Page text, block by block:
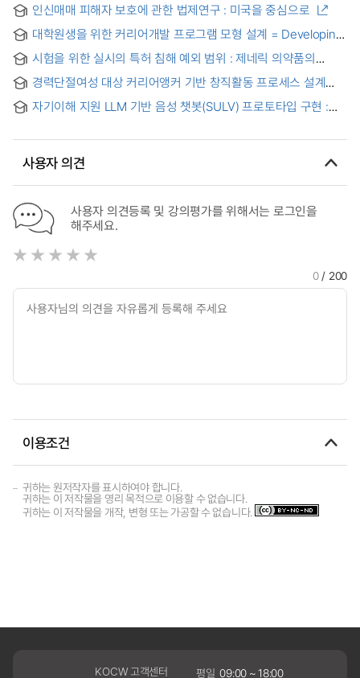
인신매매 피해자 보호에 관한 법제연구 : 미국을 중심으로
대학원생을 위한 커리어개발 프로그램 모형 설계 = Developing
시험을 위한 실시의 특허 침해 예외 범위 : 제네릭 의약품의
experimental use exception for generic drug approval
경력단절여성 대상 커리어앵커 기반 창직활동 프로세스 설계
Cooperation Graduate School of Education
자기이해 지원 LLM 기반 음성 챗봇(SULV) 프로토타입 구현 :
Anchor-Based Career Design
사용자 의견
사용자 의견등록 및 강의평가를 위해서는 로그인을
해주세요.
0/ 200
이용조건
귀하는 원저작자를 표시하여야 합니다.
귀하는 이 저작물을 영리 목적으로 이용할 수 없습니다.
귀하는 이 저작물을 개작, 변형 또는 가공할 수 없습니다.
KOCW 고객센터 평일 09:00 ~ 18:00